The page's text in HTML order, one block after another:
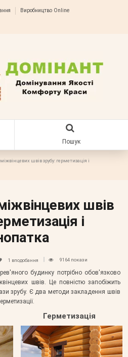
Виробництво Online
Пошук
швів зрубу: герметизація і
швів
і
1 вподобання 9164 покази
будинку потрібно обов'язково
швів. Це повністю запобіжить
зрубу. Є два методи закладення швів
Герметизація